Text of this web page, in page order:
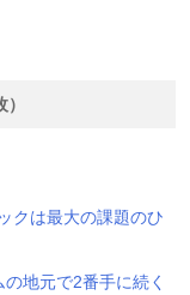
クは最大の課題のひ
地元で2番手に続く